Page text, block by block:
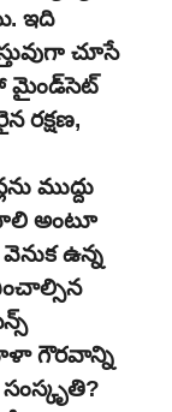
ఇది
చూసే
మైండ్‌సెట్
రక్షణ,
ముద్దు
అంటూ
ఉన్న
గౌరవాన్ని